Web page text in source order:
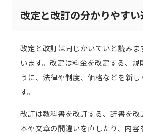
改定と改訂の分かりやす
改定と改訂は同じかいていと読み
います。改定は料金を改定する、規
うに、法律や制度、価格などを新
す。
改訂は教科書を改訂する、辞書を改
本や文章の間違いを直したり、内容